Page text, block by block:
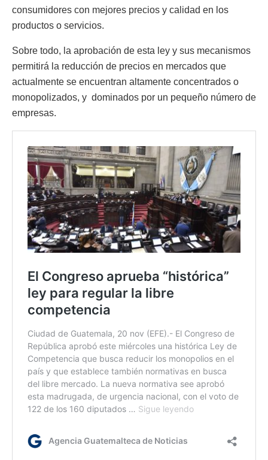
consumidores con mejores precios y calidad en los
productos o servicios.
Sobre todo, la aprobación de esta ley y sus mecanismos
permitirá la reducción de precios en mercados que
actualmente se encuentran altamente concentrados o
monopolizados, y dominados por un pequeño número de
empresas.